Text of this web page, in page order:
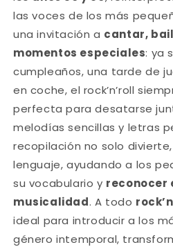
las voces de los más
una invitación a cantar,
momentos especiales: ya
cumpleaños, una tarde de
en coche, el rock’n’roll
perfecta para desatarse
melodías sencillas y letras
recopilación no solo
lenguaje, ayudando a los
su vocabulario y reconocer
musicalidad. A todo
ideal para introducir a los
género intemporal,